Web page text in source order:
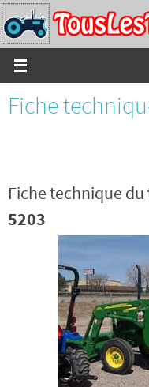
Passer
vers
le
contenu
Fiche
Fiche technique du
5203